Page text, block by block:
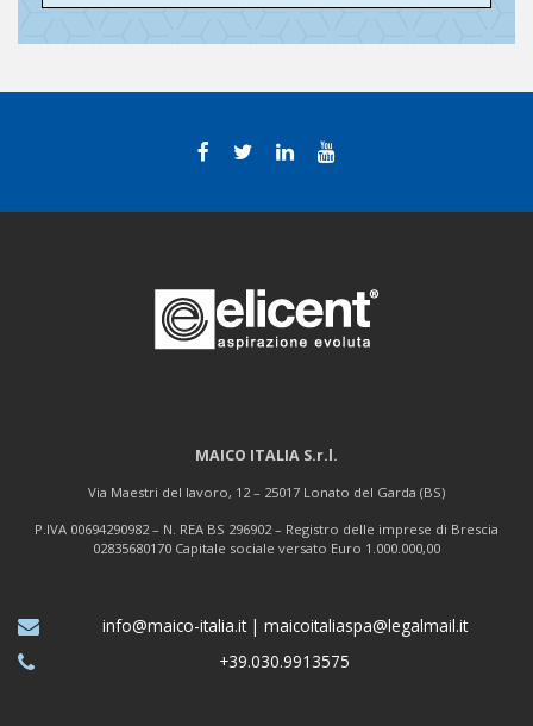
MAICO ITALIA S.r.l.
Via Maestri del lavoro, 12 – 25017 Lonato del Garda (BS)
P.IVA 00694290982 – N. REA BS 296902 – Registro delle imprese di Brescia
02835680170 Capitale sociale versato Euro 1.000.000,00
info@maico-italia.it| maicoitaliaspa@legalmail.it
+39.030.9913575